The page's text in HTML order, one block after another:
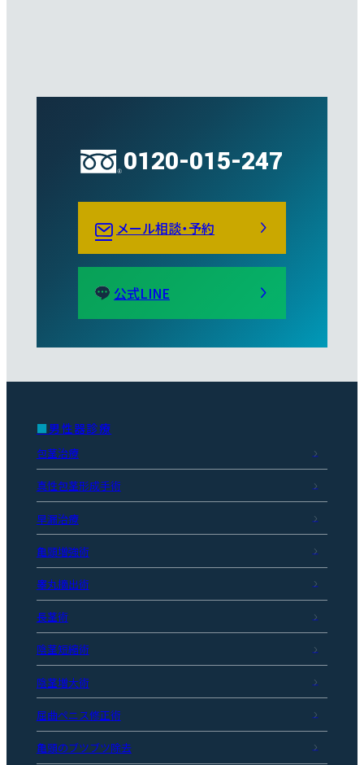
0120-015-247
メール相談・予約
公式LINE
男性器診療
包茎治療
真性包茎形成手術
早漏治療
亀頭増強術
睾丸摘出術
長茎術
陰茎短縮術
陰茎増大術
屈曲ペニス修正術
亀頭のブツブツ除去